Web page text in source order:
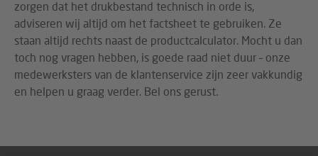
zorgen dat het drukbestand technisch in orde is,
adviseren wij altijd om het factsheet te gebruiken. Ze
staan altijd rechts naast de productcalculator. Mocht u dan
toch nog vragen hebben, is goede raad niet duur – onze
medewerksters van de klantenservice zijn zeer vakkundig
en helpen u graag verder. Bel ons gerust.